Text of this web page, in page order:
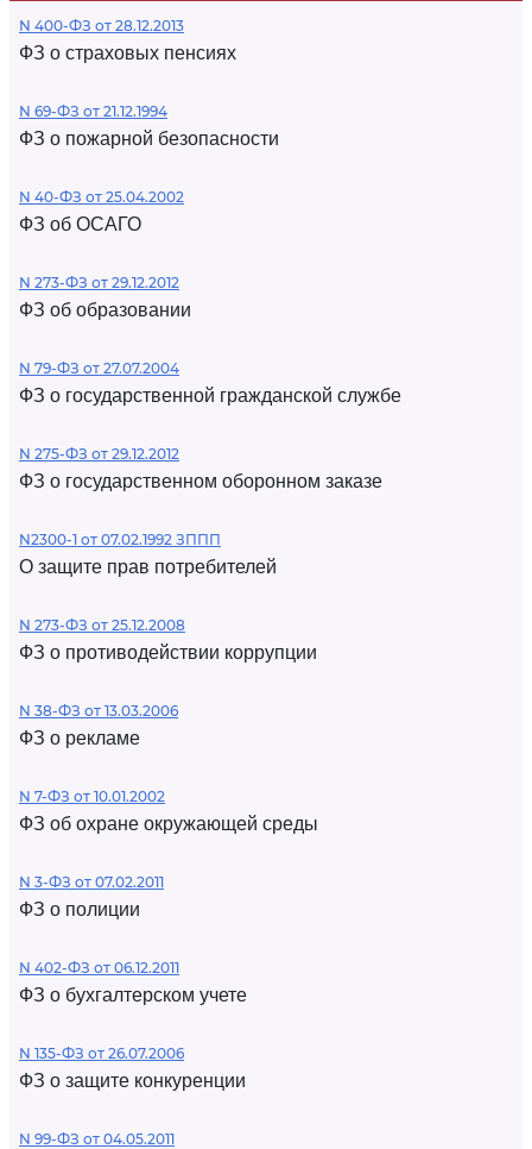
N 400-ФЗ от 28.12.2013
ФЗ о страховых пенсиях
N 69-ФЗ от 21.12.1994
ФЗ о пожарной безопасности
N 40-ФЗ от 25.04.2002
ФЗ об ОСАГО
N 273-ФЗ от 29.12.2012
ФЗ об образовании
N 79-ФЗ от 27.07.2004
ФЗ о государственной гражданской службе
N 275-ФЗ от 29.12.2012
ФЗ о государственном оборонном заказе
N2300-1 от 07.02.1992 ЗППП
О защите прав потребителей
N 273-ФЗ от 25.12.2008
ФЗ о противодействии коррупции
N 38-ФЗ от 13.03.2006
ФЗ о рекламе
N 7-ФЗ от 10.01.2002
ФЗ об охране окружающей среды
N 3-ФЗ от 07.02.2011
ФЗ о полиции
N 402-ФЗ от 06.12.2011
ФЗ о бухгалтерском учете
N 135-ФЗ от 26.07.2006
ФЗ о защите конкуренции
N 99-ФЗ от 04.05.2011